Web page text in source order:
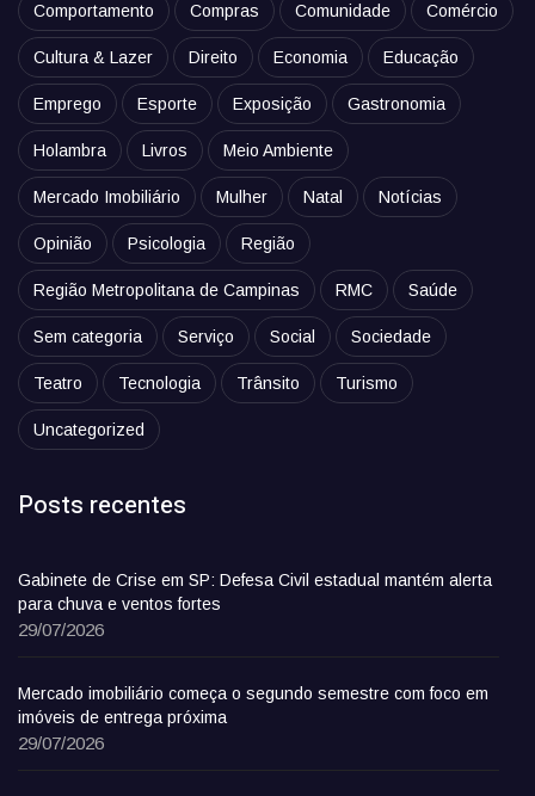
Comportamento Compras Comunidade Comércio
Cultura & Lazer Direito Economia Educação
Emprego Esporte Exposição Gastronomia
Holambra Livros Meio Ambiente
Mercado Imobiliário Mulher Natal Notícias
Opinião Psicologia Região
Região Metropolitana de Campinas RMC Saúde
Sem categoria Serviço Social Sociedade
Teatro Tecnologia Trânsito Turismo
Uncategorized
Posts recentes
Gabinete de Crise em SP: Defesa Civil estadual mantém alerta
para chuva e ventos fortes
29/07/2026
Mercado imobiliário começa o segundo semestre com foco em
imóveis de entrega próxima
29/07/2026